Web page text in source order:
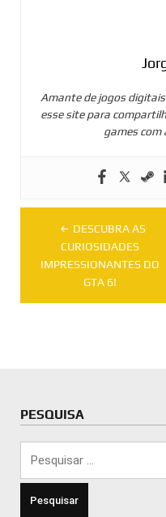
Amante de jogos
esse site para
games com
Navegação
de
DESCUBRA AS
CURIOSIDADES
IMPRESSIONANTES DO
GTA 6!
PESQUISA